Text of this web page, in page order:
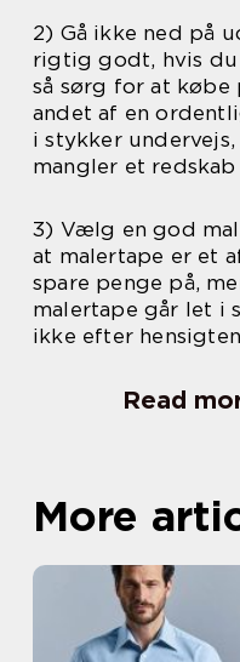
2) Gå ikke ned på
rigtig godt, hvis
så sørg for at købe
andet af en
i stykker
mangler et
3) Vælg en god
at malertape er et
spare penge på,
malertape går let i
ikke efter
Read
More